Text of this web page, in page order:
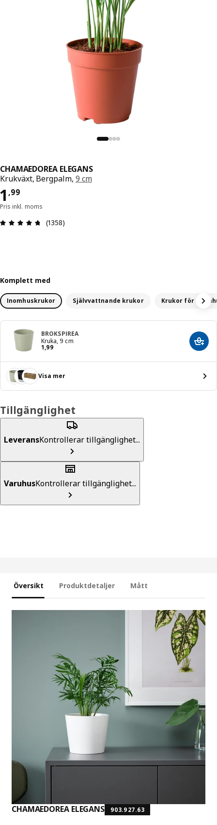
CHAMAEDOREA ELEGANS
Krukväxt, Bergpalm, 9 cm
1 ,99
Pris 1,99
Pris inkl. moms
Recension: 4.7 / 5 stjärnor. Totalt antal
(1358)
Komplett med
Inomhuskrukor Självvattnande krukor Krukor för
BROKSPIREA
Kruka, 9 cm
1,99
Pris 1,99 Lägg
Visa mer
Tillgänglighet
LeveransKontrollerar tillgänglighet...
VaruhusKontrollerar tillgänglighet...
Översikt Produktdetaljer Mått
CHAMAEDOREA ELEGANS 903.927.63